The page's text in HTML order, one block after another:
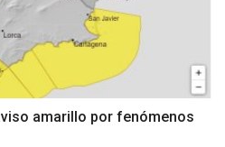
amarillo por fenómenos